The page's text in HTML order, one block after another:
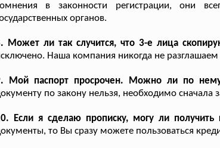
в законности регистрации, они
органов.
Может ли так случится, что 3-е лица
Наша компания никогда не
Мой паспорт просрочен. Можно ли по нему
по закону нельзя, необходимо сначала
Если я сделаю прописку, могу ли получить
то Вы сразу можете пользоваться